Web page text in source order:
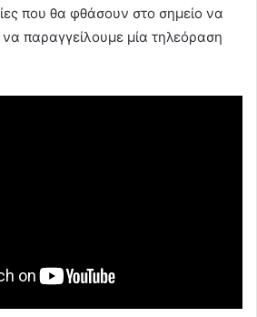
που θα φθάσουν στο σημείο να
παραγγείλουμε μία τηλεόραση